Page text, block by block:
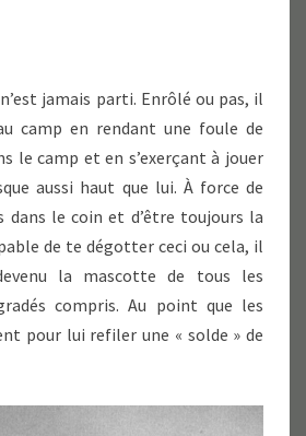
jamais parti. Enrôlé ou pas, il
camp en rendant une foule de
le camp et en s’exerçant à jouer
aussi haut que lui. À force de
dans le coin et d’être toujours la
de te dégotter ceci ou cela, il
la mascotte de tous les
compris. Au point que les
pour lui refiler une « solde » de